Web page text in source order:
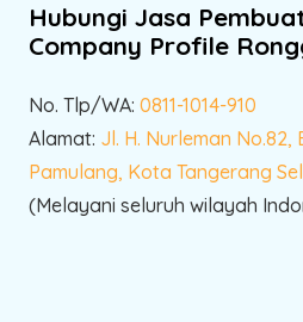
Hubungi Jasa
Company Profile
No. Tlp/WA: 0811-1014-910
Alamat: Jl. H. Nurleman No.82,
Pamulang, Kota Tangerang
(Melayani seluruh wilayah